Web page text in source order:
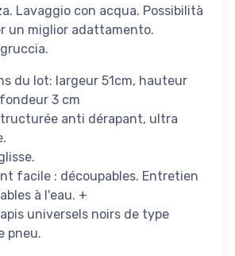
Lavaggio con acqua. Possibilità
un miglior adattamento.
du lot: largeur 51cm, hauteur
3 cm
anti dérapant, ultra
facile : découpables. Entretien
à l'eau. +
universels noirs de type
pneu.